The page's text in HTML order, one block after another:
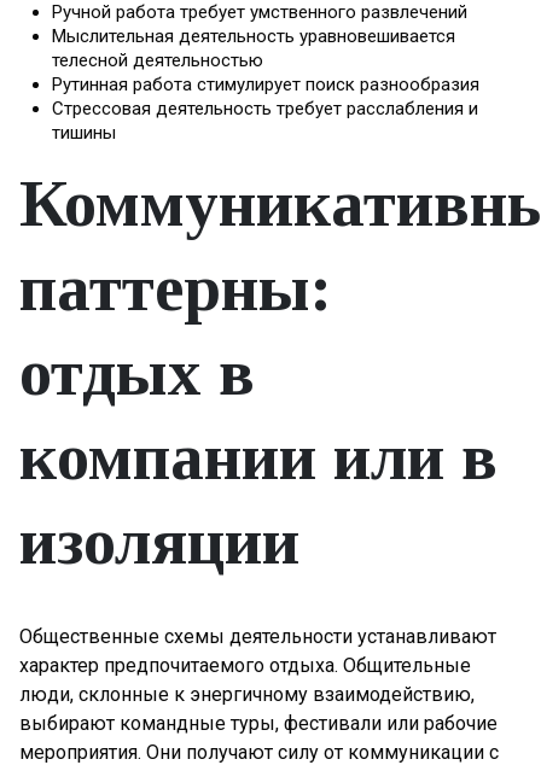
Ручной работа требует умственного развлечений
Мыслительная деятельность уравновешивается
телесной деятельностью
Рутинная работа стимулирует поиск разнообразия
Стрессовая деятельность требует расслабления и
тишины
паттерны:
отдых в
компании или в
изоляции
Общественные схемы деятельности устанавливают
характер предпочитаемого отдыха. Общительные
люди, склонные к энергичному взаимодействию,
выбирают командные туры, фестивали или рабочие
мероприятия. Они получают силу от коммуникации с